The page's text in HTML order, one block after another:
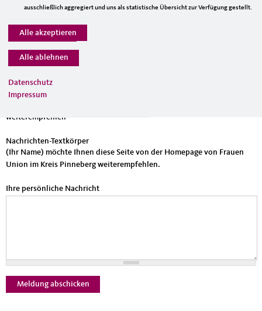
Sie können mehrere Empfänger mit Komma getrennt eingeben.
Sie leiten den folgenden Inhalt weiter
Nachrichtenbetreff
weiterempfehlen
Nachrichten-Textkörper
(Ihr Name) möchte Ihnen diese Seite von der Homepage von Frauen
Union im Kreis Pinneberg weiterempfehlen.
Ihre persönliche Nachricht
ausschließlich aggregiert und uns als statistische Übersicht zur Verfügung gestellt.
Datenschutz
Impressum